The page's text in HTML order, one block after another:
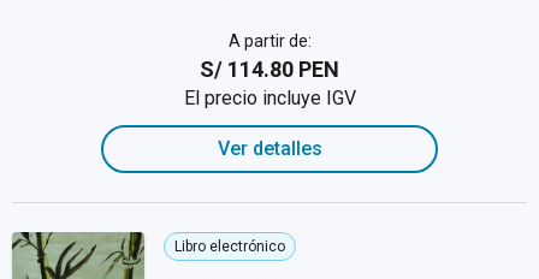
A partir de:
S/ 114.80 PEN
El precio incluye IGV
Ver detalles
Libro electrónico